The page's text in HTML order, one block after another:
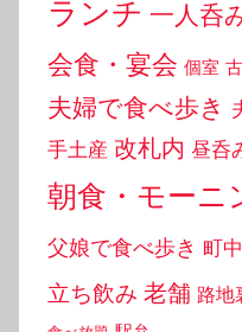
ランチ 一人呑
会食・宴会 個室
夫婦で食べ歩き
手土産 改札内 昼呑
朝食・モーニ
父娘で食べ歩き 町
立ち飲み 老舗 路地